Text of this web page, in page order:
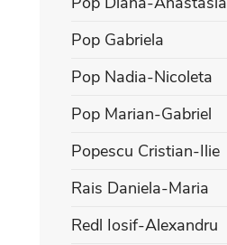
Pop Gabriela
Pop Nadia-Nicoleta
Pop Marian-Gabriel
Popescu Cristian-Ilie
Rais Daniela-Maria
Redl Iosif-Alexandru